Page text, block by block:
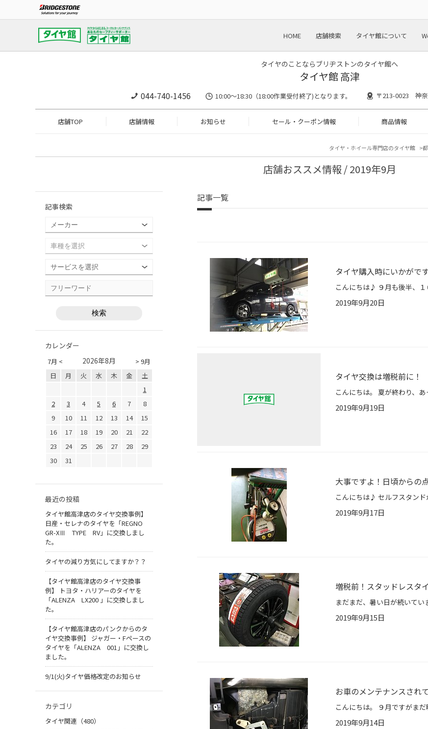
HOME 店舗検索 タイヤ館について
タイヤのことならブリヂストンのタイヤ館へ
タイヤ館 高津
044-740-1456 10:00～18:30（18:00作業受付終了)となります。 〒213-0023 神
店舗TOP 店舗情報 お知らせ セール・クーポン情報 商品情報
タイヤ・ホイール専門店のタイヤ館
店舗おススメ情報 / 2019年9月
記事一覧
タイヤ購入時にいかがで
2019年9月20日
タイヤ交換は増税前に！
2019年9月19日
大事ですよ！日頃からの
2019年9月17日
増税前！スタッドレスタ
2019年9月15日
お車のメンテナンスされ
2019年9月14日
記事検索
カレンダー
7月 < > 9月
2026年8月
日 月 火 水 木 金
土
1
2
3 4 5 6 7
8
9
10 11 12 13 14
15
16
17 18 19 20 21
22
23
24 25 26 27 28
29
30
31
最近の投稿
タイヤ館高津店のタイヤ交換事例】
日産・セレナのタイヤを「REGNO
GR-XⅢ TYPE RV」に交換しまし
た。
タイヤの減り方気にしてますか？？
【タイヤ館高津店のタイヤ交換事
例】 トヨタ・ハリアーのタイヤを
「ALENZA LX200 」に交換しまし
た。
【タイヤ館高津店のパンクからのタ
イヤ交換事例】 ジャガー・Fペースの
タイヤを「ALENZA 001」に交換し
ました。
9/1(火)タイヤ価格改定のお知らせ
カテゴリ
タイヤ関連（480）